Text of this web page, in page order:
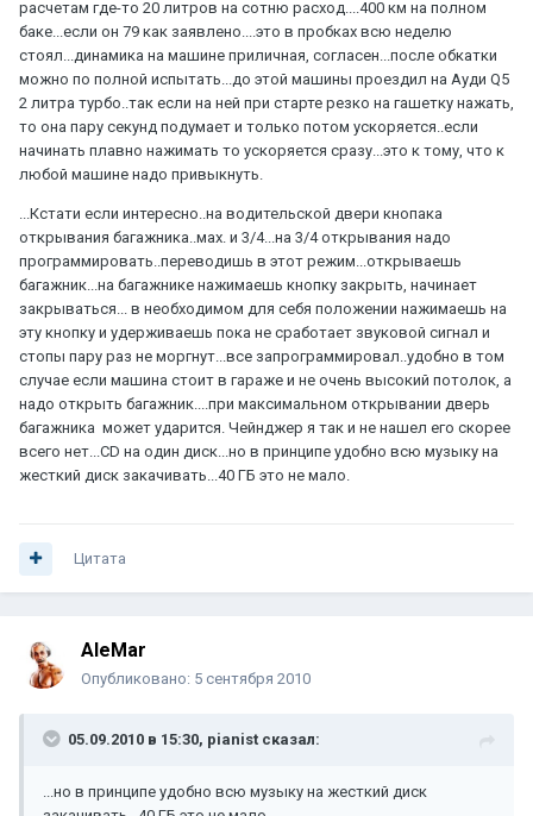
расчетам где-то 20 литров на сотню расход....400 км на полном
баке...если он 79 как заявлено....это в пробках всю неделю
стоял...динамика на машине приличная, согласен...после обкатки
можно по полной испытать...до этой машины проездил на Ауди Q5
2 литра турбо..так если на ней при старте резко на гашетку нажать,
то она пару секунд подумает и только потом ускоряется..если
начинать плавно нажимать то ускоряется сразу...это к тому, что к
любой машине надо привыкнуть.
...Кстати если интересно..на водительской двери кнопака
открывания багажника..мах. и 3/4...на 3/4 открывания надо
программировать..переводишь в этот режим...открываешь
багажник...на багажнике нажимаешь кнопку закрыть, начинает
закрываться... в необходимом для себя положении нажимаешь на
эту кнопку и удерживаешь пока не сработает звуковой сигнал и
стопы пару раз не моргнут...все запрограммировал..удобно в том
случае если машина стоит в гараже и не очень высокий потолок, а
надо открыть багажник....при максимальном открывании дверь
багажника может ударится. Чейнджер я так и не нашел его скорее
всего нет...CD на один диск...но в принципе удобно всю музыку на
жесткий диск закачивать...40 ГБ это не мало.
Цитата
AleMar
Опубликовано: 5 сентября 2010
05.09.2010 в 15:30, pianist сказал:
...но в принципе удобно всю музыку на жесткий диск